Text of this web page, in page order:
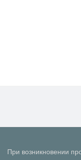
При возникновении